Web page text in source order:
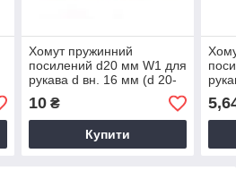
Хомут пружинний
посилений d20 мм W1 для
рукава d вн. 16 мм (d 20-
23.8 мм)
10₴
Купити